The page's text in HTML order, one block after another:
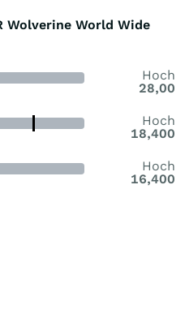
Wolverine World Wide
Hoch
28,00
Hoch
18,400
Hoch
16,400